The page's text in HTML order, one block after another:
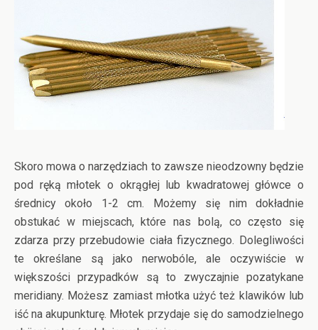
Skoro mowa o narzędziach to zawsze nieodzowny będzie
pod ręką młotek o okrągłej lub kwadratowej główce o
średnicy około 1-2 cm. Możemy się nim dokładnie
obstukać w miejscach, które nas bolą, co często się
zdarza przy przebudowie ciała fizycznego. Dolegliwości
te określane są jako nerwobóle, ale oczywiście w
większości przypadków są to zwyczajnie pozatykane
meridiany. Możesz zamiast młotka użyć też klawików lub
iść na akupunkturę. Młotek przydaje się do samodzielnego